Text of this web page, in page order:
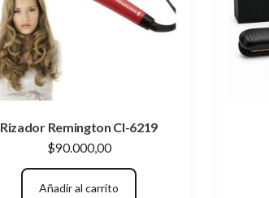
Rizador Remington CI-6219
$90.000,00
Añadir al carrito